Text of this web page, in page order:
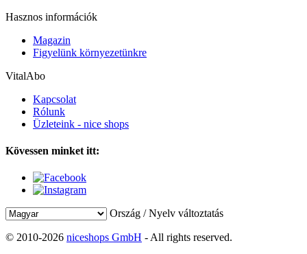
Hasznos információk
Magazin
Figyelünk környezetünkre
VitalAbo
Kapcsolat
Rólunk
Üzleteink - nice shops
Kövessen minket itt:
Ország / Nyelv változtatás
© 2010-2026 niceshops GmbH - All rights reserved.